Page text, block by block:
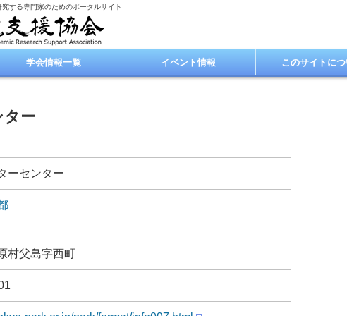
する専門家のためのポータルサイト
学会情報一覧 イベント情報 このサイトに
ー
ーセンター
村父島字西町